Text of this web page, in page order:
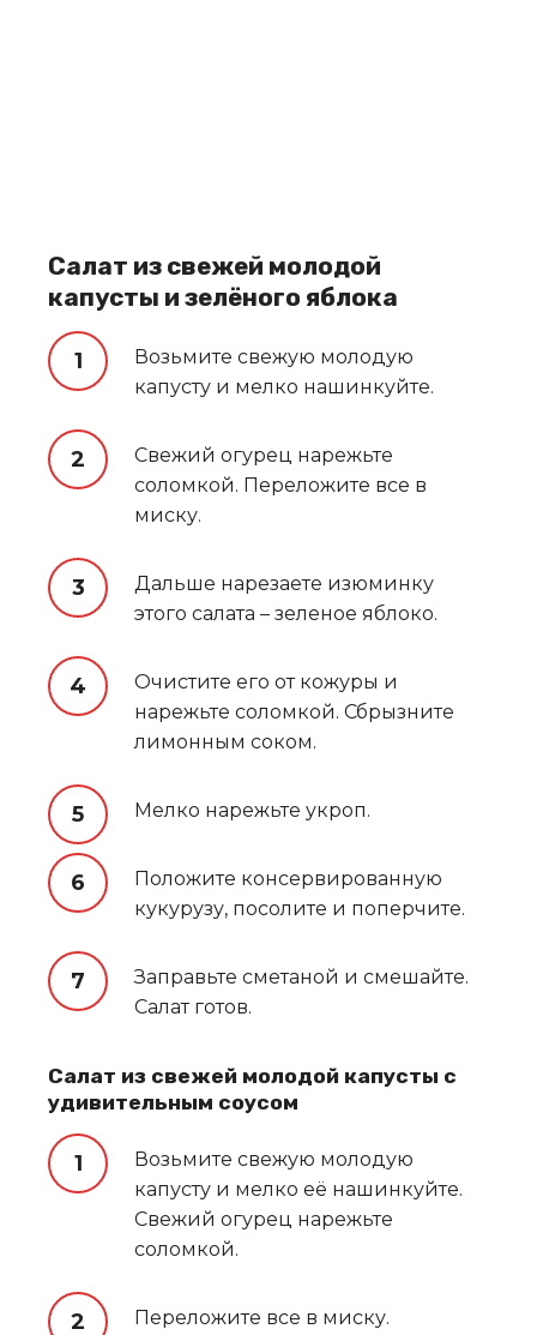
Салат из свежей молодой
капусты и зелёного яблока
Возьмите свежую молодую
капусту и мелко нашинкуйте.
Свежий огурец нарежьте
соломкой. Переложите все в
миску.
Дальше нарезаете изюминку
этого салата – зеленое яблоко.
Очистите его от кожуры и
нарежьте соломкой. Сбрызните
лимонным соком.
Мелко нарежьте укроп.
Положите консервированную
кукурузу, посолите и поперчите.
Заправьте сметаной и смешайте.
Салат готов.
Салат из свежей молодой капусты с
удивительным соусом
Возьмите свежую молодую
капусту и мелко её нашинкуйте.
Свежий огурец нарежьте
соломкой.
Переложите все в миску.